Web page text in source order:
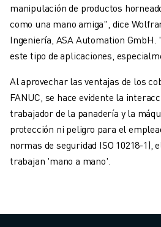
manipulación de productos
como una mano amiga", dice
Ingeniería, ASA Automation GmbH.
este tipo de aplicaciones,
Al aprovechar las ventajas de los
FANUC, se hace evidente la
trabajador de la panadería y la
protección ni peligro para el
normas de seguridad ISO 10218-1),
trabajan 'mano a mano'.